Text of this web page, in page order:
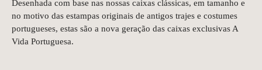
Desenhada com base nas nossas caixas clássicas, em tamanho e
no motivo das estampas originais de antigos trajes e costumes
portugueses, estas são a nova geração das caixas exclusivas A
Vida Portuguesa.